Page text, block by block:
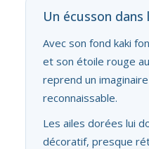
Un écusson dans
Avec son fond kaki
et son étoile rouge
reprend un
reconnaissable.
Les ailes dorées lui
décoratif, presque